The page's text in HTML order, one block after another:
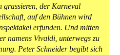
der Karneval
auf den Bühnen wird
erfunden. Und mitten
namens Vivaldi, unterwegs zu
Peter Schneider begibt sich